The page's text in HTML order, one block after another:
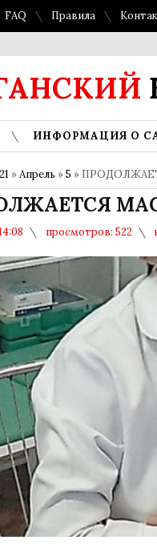
FAQ Правила
ИНФОРМАЦИЯ О
»Апрель »5 »
просмотров: 522